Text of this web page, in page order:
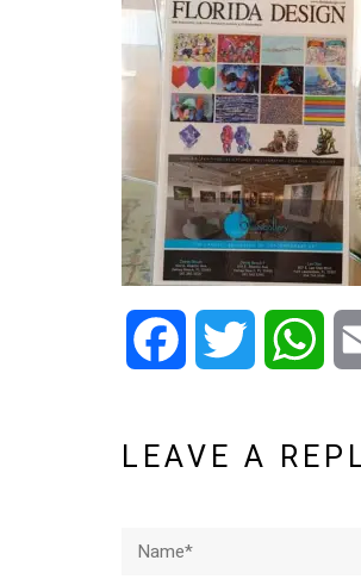
Facebook Twitter
LEAVE A